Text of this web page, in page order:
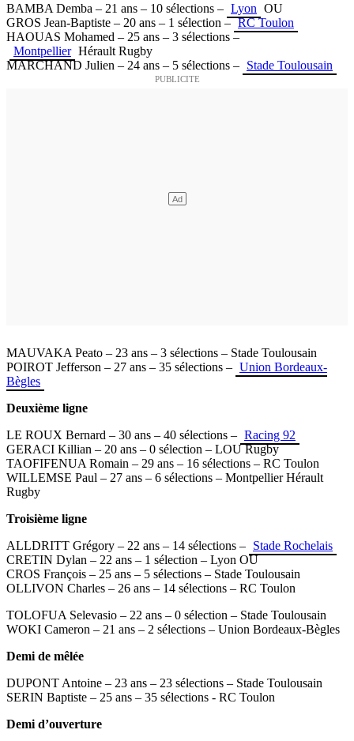
BAMBA Demba – 21 ans – 10 sélections – Lyon OU
GROS Jean-Baptiste – 20 ans – 1 sélection – RC Toulon
HAOUAS Mohamed – 25 ans – 3 sélections –
Montpellier Hérault Rugby
MARCHAND Julien – 24 ans – 5 sélections – Stade Toulousain
MAUVAKA Peato – 23 ans – 3 sélections – Stade Toulousain
POIROT Jefferson – 27 ans – 35 sélections – Union Bordeaux-
Bègles
Deuxième ligne
LE ROUX Bernard – 30 ans – 40 sélections – Racing 92
GERACI Killian – 20 ans – 0 sélection – LOU Rugby
TAOFIFENUA Romain – 29 ans – 16 sélections – RC Toulon
WILLEMSE Paul – 27 ans – 6 sélections – Montpellier Hérault
Rugby
Troisième ligne
ALLDRITT Grégory – 22 ans – 14 sélections – Stade Rochelais
CRETIN Dylan – 22 ans – 1 sélection – Lyon OU
CROS François – 25 ans – 5 sélections – Stade Toulousain
OLLIVON Charles – 26 ans – 14 sélections – RC Toulon
TOLOFUA Selevasio – 22 ans – 0 sélection – Stade Toulousain
WOKI Cameron – 21 ans – 2 sélections – Union Bordeaux-Bègles
Demi de mêlée
DUPONT Antoine – 23 ans – 23 sélections – Stade Toulousain
SERIN Baptiste – 25 ans – 35 sélections - RC Toulon
Demi d’ouverture